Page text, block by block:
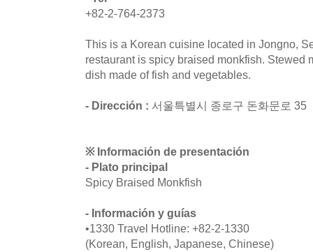
+82-2-764-2373
This is a Korean cuisine located in Jongno,
restaurant is spicy braised monkfish. Stewed
dish made of fish and vegetables.
- Dirección : 서울특별시 종로구 돈화문로 35
※ Información de presentación
- Plato principal
Spicy Braised Monkfish
- Información y guías
•1330 Travel Hotline: +82-2-1330
(Korean, English, Japanese, Chinese)